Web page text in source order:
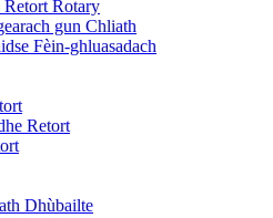
Retort Rotary
gun Chliath
Fèin-ghluasadach
Retort
Dhùbailte